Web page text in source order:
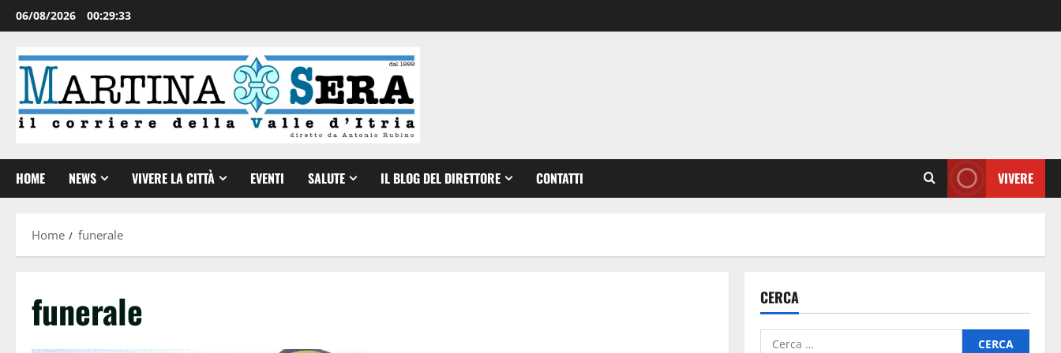
06/08/2026 00:29:34
HOME NEWS VIVERE LA CITTÀ EVENTI SALUTE IL BLOG DEL DIRETTORE CONTATTI VIVERE
Home funerale
funerale CERCA